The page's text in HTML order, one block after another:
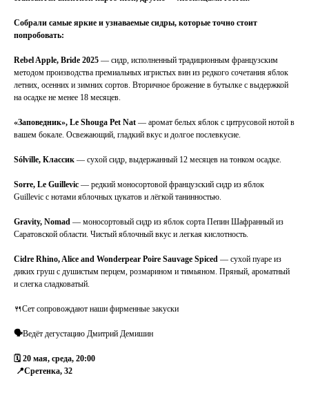
Собрали самые яркие и узнаваемые сидры, которые точно стоит
попробовать:
Rebel Apple, Bride 2025 — сидр, исполненный традиционным французским
методом производства премиальных игристых вин из редкого сочетания яблок
летних, осенних и зимних сортов. Вторичное брожение в бутылке с выдержкой
на осадке не менее 18 месяцев.
«Заповедник», Le Shouga Pet Nat — аромат белых яблок с цитрусовой нотой в
вашем бокале. Освежающий, гладкий вкус и долгое послевкусие.
Sólville, Классик — сухой сидр, выдержанный 12 месяцев на тонком осадке.
Sorre, Le Guillevic — редкий моносортовой французский сидр из яблок
Guillevic с нотами яблочных цукатов и лёгкой танинностью.
Gravity, Nomad — моносортовый сидр из яблок сорта Пепин Шафранный из
Саратовской области. Чистый яблочный вкус и легкая кислотность.
Cidre Rhino, Alice and Wonderpear Poire Sauvage Spiced — сухой пуаре из
диких груш с душистым перцем, розмарином и тимьяном. Пряный, ароматный
и слегка сладковатый.
🍴Сет сопровождают наши фирменные закуски
🗣Ведёт дегустацию Дмитрий Демишин
🗓 20 мая, среда, 20:00
📍Сретенка, 32